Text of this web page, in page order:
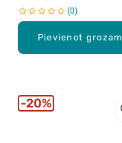
Pievienot grozam
0
20%